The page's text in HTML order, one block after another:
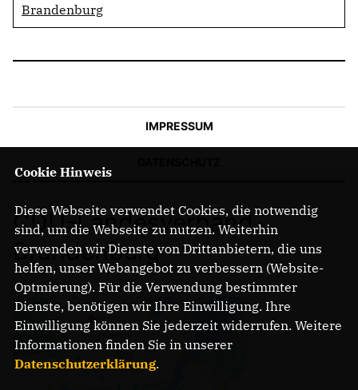
Brandenburg
IMPRESSUM
CDU-Landesverband
Brandenburg
Cookie Hinweis
Diese Webseite verwendet Cookies, die notwendig
sind, um die Webseite zu nutzen. Weiterhin
verwenden wir Dienste von Drittanbietern, die uns
helfen, unser Webangebot zu verbessern (Website-
Optmierung). Für die Verwendung bestimmter
Dienste, benötigen wir Ihre Einwilligung. Ihre
Einwilligung können Sie jederzeit widerrufen. Weitere
Informationen finden Sie in unserer
Datenschutzerklärung.